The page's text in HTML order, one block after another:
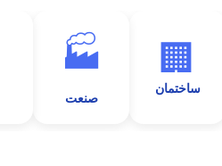
🏢
ساختمان
🏭
صنعت